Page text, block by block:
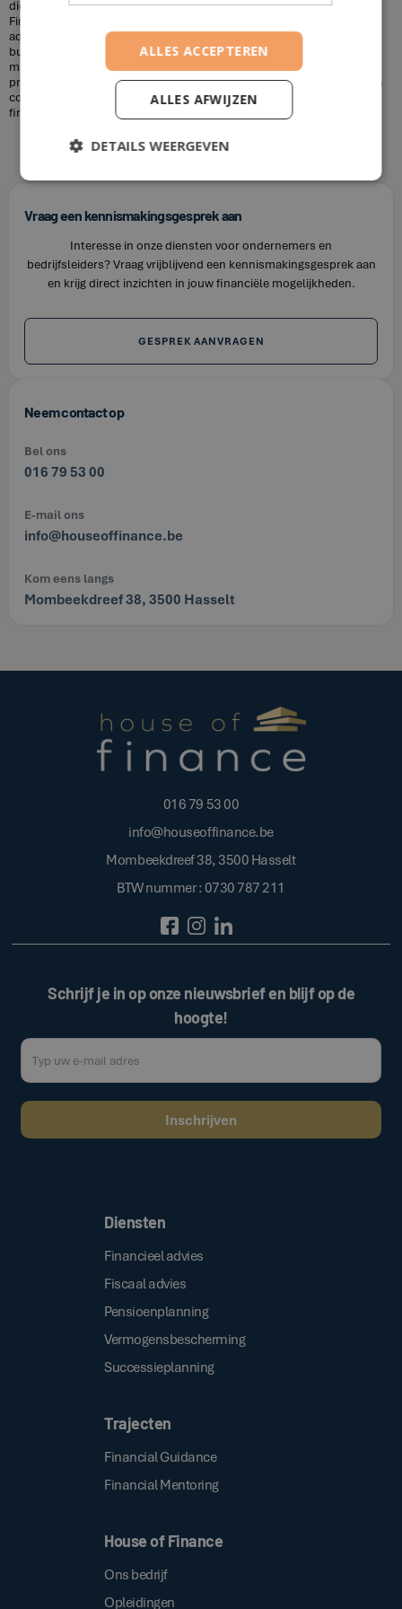
diensten die u nodig heeft en uw financiële situatie. Bij House of
Finance bieden wij betaalbare tarieven voor onze financiële
adviesdiensten, zodat u uw financiën kunt optimaliseren zonder uw
budget te overschrijden. Kortom, laat u niet misleiden door de
misvattingen over financieel adviseurs. Als u op zoek bent naar
professioneel en betrouwbaar financieel advies in Heppen, neem dan
contact op met House of Finance. Wij staan klaar om u te helpen uw
financiële doelen te bereiken.
Vraag een kennismakingsgesprek aan
Interesse in onze diensten voor ondernemers en
bedrijfsleiders? Vraag vrijblijvend een kennismakingsgesprek aan
en krijg direct inzichten in jouw financiële mogelijkheden.
GESPREK AANVRAGEN
Neem contact op
Bel ons
016 79 53 00
E-mail ons
info@houseoffinance.be
Kom eens langs
Mombeekdreef 38, 3500 Hasselt
016 79 53 00
info@houseoffinance.be
Mombeekdreef 38, 3500 Hasselt
BTW nummer : 0730 787 211
Schrijf je in op onze nieuwsbrief en blijf op de
hoogte!
Diensten
Financieel advies
Fiscaal advies
Pensioenplanning
Vermogensbescherming
Successieplanning
Trajecten
Financial Guidance
Financial Mentoring
House of Finance
Ons bedrijf
Opleidingen
ALLES ACCEPTEREN
ALLES AFWIJZEN
DETAILS WEERGEVEN